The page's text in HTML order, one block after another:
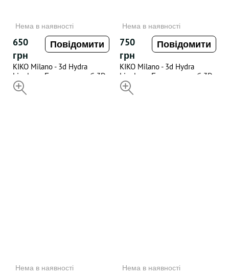
Нема в наявності
650
грн
Повідомити
KIKO Milano - 3d Hydra
Lipgloss , Блиск для губ 3D
ефект 06(відтінок) , 6.5 ML
Нема в наявності
750
грн
Повідомити
KIKO Milano - 3d Hydra
Lipgloss , Блиск для губ 3D
ефект 10(відтінок) , 6.5 ML
Нема в наявності Нема в наявності